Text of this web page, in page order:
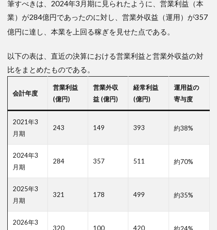
から
の投
資教
育と
美時
開眼
3.2
２．
倒産
の危
ら学
んだ
営」
学
3.3
筆すべきは、2024年3月期に見られたように、営業利益（本
業）が284億円であったのに対し、営業外収益（運用）が357
億円に達し、本業を上回る稼ぎを見せた点である 。
以下の表は、直近の決算における営業利益と営業外収益の対
比をまとめたものである。
会計年度
営業利益
(億円)
営業外収
益 (億円)
経常利益
(億円)
運用益の
寄与度
2021年3
月期
243 149 393 約38%
2024年3
月期
284 357 511 約70%
2025年3
月期
321 178 499 約35%
2026年3
320 100 420